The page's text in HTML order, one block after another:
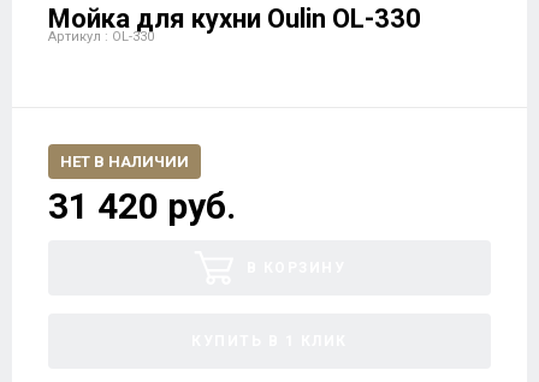
Мойка для кухни Oulin OL-330
Артикул : OL-330
НЕТ В НАЛИЧИИ
31 420 руб.